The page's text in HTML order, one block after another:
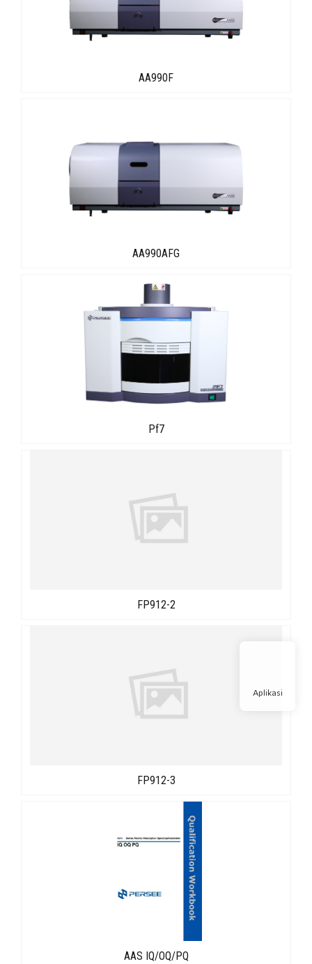
AA990F
AA990AFG
Pf7
FP912-2
FP912-3
AAS IQ/OQ/PQ
Aplikasi